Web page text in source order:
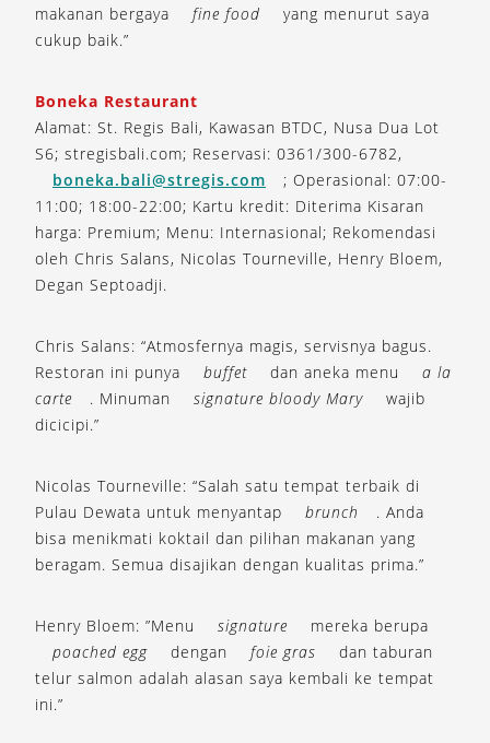
makanan bergaya
fine food
yang menurut saya
cukup baik.”
Boneka Restaurant
Alamat: St. Regis Bali, Kawasan BTDC, Nusa Dua Lot
S6; stregisbali.com; Reservasi: 0361/300-6782,
boneka.bali@stregis.com
; Operasional: 07:00-
11:00; 18:00-22:00; Kartu kredit: Diterima Kisaran
harga: Premium; Menu: Internasional; Rekomendasi
oleh Chris Salans, Nicolas Tourneville, Henry Bloem,
Degan Septoadji.
Chris Salans: “Atmosfernya magis, servisnya bagus.
Restoran ini punya
buffet dan aneka menu
a la
carte
. Minuman signature bloody Mary
wajib
dicicipi.”
Nicolas Tourneville: “Salah satu tempat terbaik di
Pulau Dewata untuk menyantap
brunch
. Anda
bisa menikmati koktail dan pilihan makanan yang
beragam. Semua disajikan dengan kualitas prima.”
Henry Bloem: ”Menu signature
mereka berupa
poached egg
dengan foie gras
dan taburan
telur salmon adalah alasan saya kembali ke tempat
ini.”